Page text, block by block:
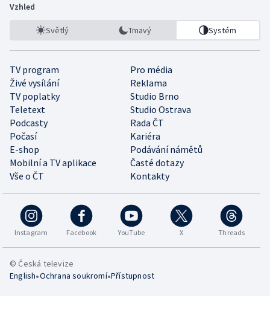
Vzhled
Světlý Tmavý Systém
TV program
Pro média
Živé vysílání
Reklama
TV poplatky
Studio Brno
Teletext
Studio Ostrava
Podcasty
Rada ČT
Počasí
Kariéra
E-shop
Podávání námětů
Mobilní a TV aplikace
Časté dotazy
Vše o ČT
Kontakty
Instagram Facebook YouTube X Threads
© Česká televize
English•Ochrana soukromí•Přístupnost